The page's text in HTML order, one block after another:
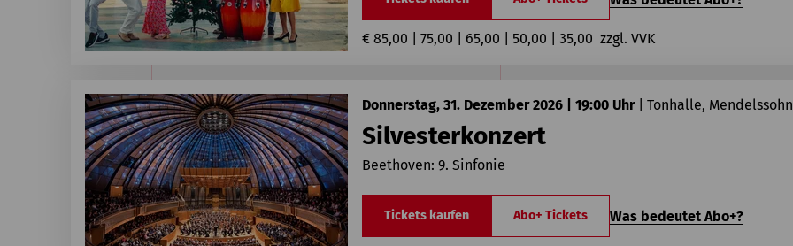
€ 85,00 | 75,00 | 65,00 | 50,00 | 35,00  zzgl. VVK
Donnerstag, 31. Dezember 2026 | 19:00 Uhr Tonhalle,
Silvesterkonzert
Beethoven: 9. Sinfonie
Tickets kaufen Abo+ Tickets Was bedeutet Abo+?